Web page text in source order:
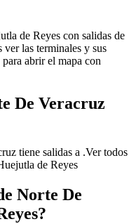
de Reyes con salidas de
las terminales y sus
abrir el mapa con
De Veracruz
tiene salidas a .Ver todos
de Reyes
Norte De